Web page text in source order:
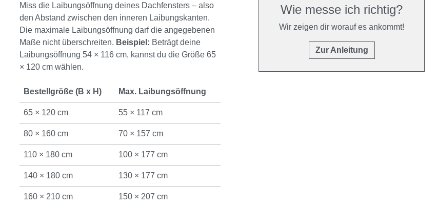
Miss die Laibungsöffnung deines Dachfensters – also
den Abstand zwischen den inneren Laibungskanten.
Die maximale Laibungsöffnung darf die angegebenen
Maße nicht überschreiten. Beispiel: Beträgt deine
Laibungsöffnung 54 × 116 cm, kannst du die Größe 65
× 120 cm wählen.
Bestellgröße (B x H) Max. Laibungsöffnung
65 × 120 cm 55 × 117 cm
80 × 160 cm 70 × 157 cm
110 × 180 cm 100 × 177 cm
140 × 180 cm 130 × 177 cm
160 × 210 cm 150 × 207 cm
Wie messe ich richtig?
Wir zeigen dir worauf es ankommt!
Zur Anleitung